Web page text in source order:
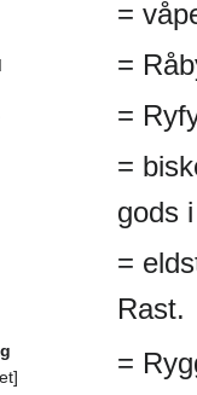
=
=
=
=
gods
=
Rast.
=